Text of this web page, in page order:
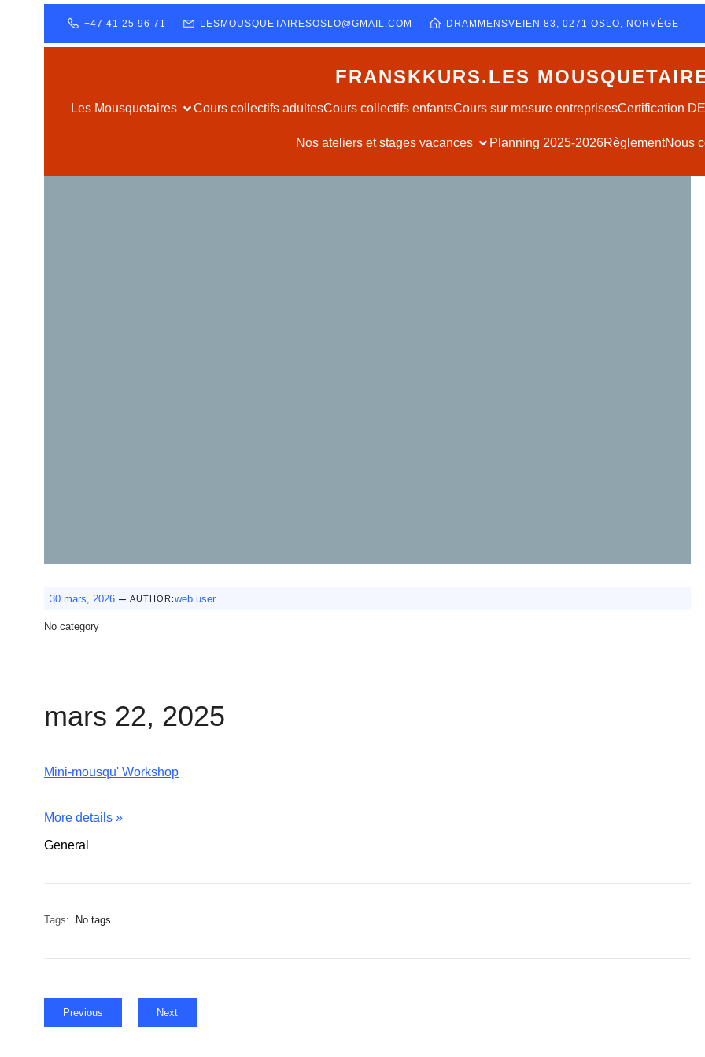
+47 41 25 96 71 LESMOUSQUETAIRESOSLO@GMAIL.COM DRAMMENSVEIEN 83, 0271 OSLO, NORVÈGE
FRANSKKURS.LES
Les Mousquetaires Cours collectifs adultesCours collectifs enfantsCours sur mesure entreprisesCertification
Nos ateliers et stages vacances Planning 2025-2026RèglementNous
30 mars, 2026 – AUTHOR:web user
No category
mars 22, 2025
Mini-mousqu' Workshop
More details »
General
Tags: No tags
Previous Next